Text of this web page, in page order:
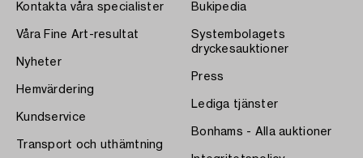
Kontakta våra specialister
Våra Fine Art-resultat
Nyheter
Hemvärdering
Kundservice
Transport och uthämtning
Bukipedia
Systembolagets
dryckesauktioner
Press
Lediga tjänster
Bonhams - Alla auktioner